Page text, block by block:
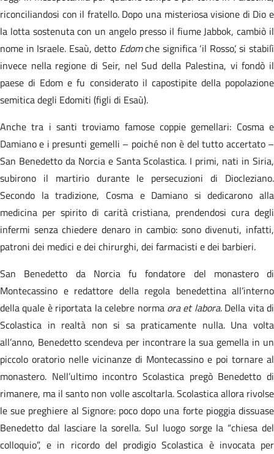
riconciliandosi con il fratello. Dopo una misteriosa visione di Dio e
la lotta sostenuta con un angelo presso il fiume Jabbok, cambiò il
nome in Israele. Esaù, detto Edomche significa ‘il Rosso’, si stabilì
invece nella regione di Seir, nel Sud della Palestina, vi fondò il
paese di Edom e fu considerato il capostipite della popolazione
semitica degli Edomiti (figli di Esaù).
Anche tra i santi troviamo famose coppie gemellari: Cosma e
Damiano e i presunti gemelli – poiché non è del tutto accertato –
San Benedetto da Norcia e Santa Scolastica. I primi, nati in Siria,
subirono il martirio durante le persecuzioni di Diocleziano.
Secondo la tradizione, Cosma e Damiano si dedicarono alla
medicina per spirito di carità cristiana, prendendosi cura degli
infermi senza chiedere denaro in cambio: sono divenuti, infatti,
patroni dei medici e dei chirurghi, dei farmacisti e dei barbieri.
San Benedetto da Norcia fu fondatore del monastero di
Montecassino e redattore della regola benedettina all’interno
della quale è riportata la celebre norma ora et labora. Della vita di
Scolastica in realtà non si sa praticamente nulla. Una volta
all’anno, Benedetto scendeva per incontrare la sua gemella in un
piccolo oratorio nelle vicinanze di Montecassino e poi tornare al
monastero. Nell’ultimo incontro Scolastica pregò Benedetto di
rimanere, ma il santo non volle ascoltarla. Scolastica allora rivolse
le sue preghiere al Signore: poco dopo una forte pioggia dissuase
Benedetto dal lasciare la sorella. Sul luogo sorge la “chiesa del
colloquio”, e in ricordo del prodigio Scolastica è invocata per